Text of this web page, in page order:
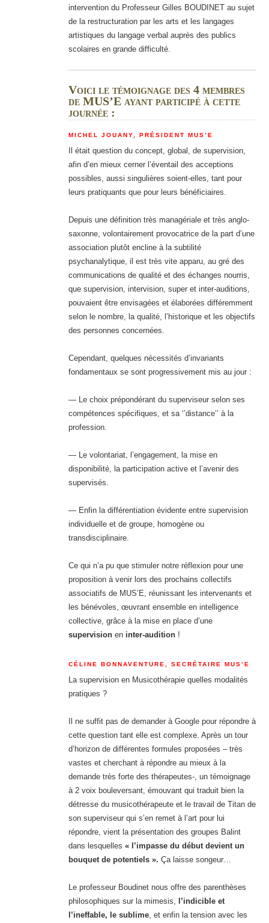
intervention du Professeur Gilles BOUDINET au sujet
de la restructuration par les arts et les langages
artistiques du langage verbal auprès des publics
scolaires en grande difficulté.
Voici le témoignage des 4 membres
de MUS’E ayant participé à cette
journée:
MICHEL JOUANY, PRÉSIDENT MUS’E
Il était question du concept, global, de supervision,
afin d’en mieux cerner l’éventail des acceptions
possibles, aussi singulières soient-elles, tant pour
leurs pratiquants que pour leurs bénéficiaires.
Depuis une définition très managériale et très anglo-
saxonne, volontairement provocatrice de la part d’une
association plutôt encline à la subtilité
psychanalytique, il est très vite apparu, au gré des
communications de qualité et des échanges nourris,
que supervision, intervision, super et inter-auditions,
pouvaient être envisagées et élaborées différemment
selon le nombre, la qualité, l’historique et les objectifs
des personnes concernées.
Cependant, quelques nécessités d’invariants
fondamentaux se sont progressivement mis au jour :
— Le choix prépondérant du superviseur selon ses
compétences spécifiques, et sa ‘’distance’’ à la
profession.
— Le volontariat, l’engagement, la mise en
disponibilité, la participation active et l’avenir des
supervisés.
— Enfin la différentiation évidente entre supervision
individuelle et de groupe, homogène ou
transdisciplinaire.
Ce qui n’a pu que stimuler notre réflexion pour une
proposition à venir lors des prochains collectifs
associatifs de MUS’E, réunissant les intervenants et
les bénévoles, œuvrant ensemble en intelligence
collective, grâce à la mise en place d’une
supervisionen inter-audition!
CÉLINE BONNAVENTURE, SECRÉTAIRE MUS’E
La supervision en Musicothérapie quelles modalités
pratiques ?
Il ne suffit pas de demander à Google pour répondre à
cette question tant elle est complexe. Après un tour
d’horizon de différentes formules proposées – très
vastes et cherchant à répondre au mieux à la
demande très forte des thérapeutes-, un témoignage
à 2 voix bouleversant, émouvant qui traduit bien la
détresse du musicothérapeute et le travail de Titan de
son superviseur qui s’en remet à l’art pour lui
répondre, vient la présentation des groupes Balint
dans lesquelles « l’impasse du début devient un
bouquet de potentiels ». Ça laisse songeur…
Le professeur Boudinet nous offre des parenthèses
philosophiques sur la mimesis,
l’indicible et
l’ineffable, le sublime, et enfin la tension avec les